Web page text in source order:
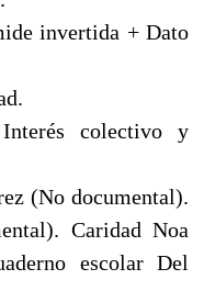
invertida + Dato
colectivo y
(No documental).
Caridad Noa
escolar Del